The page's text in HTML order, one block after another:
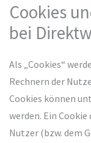
Cookies
bei
Als „Cookies“
Rechnern der
Cookies können
werden. Ein
Nutzer (bzw. dem